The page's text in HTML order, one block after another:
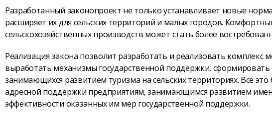
Разработанный законопроект не только устанавливает новые
расширяет их для сельских территорий и малых городов.
сельскохозяйственных производств может стать более
Реализация закона позволит разработать и реализовать комплекс
выработать механизмы государственной поддержки,
занимающихся развитием туризма на сельских территориях. Все
адресной поддержки предприятиям, занимающимся развитием
эффективности оказанных им мер государственной поддержки.